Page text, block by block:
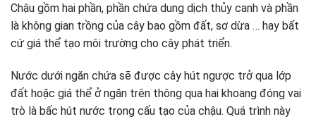
Chậu gồm hai phần, phần chứa dung dịch thủy canh và phần
là không gian trồng của cây bao gồm đất, sơ dừa … hay bất
cứ giá thể tạo môi trường cho cây phát triển.
Nước dưới ngăn chứa sẽ được cây hút ngược trở qua lớp
đất hoặc giá thể ở ngăn trên thông qua hai khoang đóng vai
trò là bấc hút nước trong cấu tạo của chậu. Quá trình này